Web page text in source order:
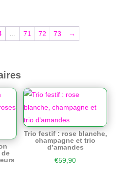
71 72 73 →
de
Trio festif : rose blanche,
champagne et trio
d’amandes
€59,90